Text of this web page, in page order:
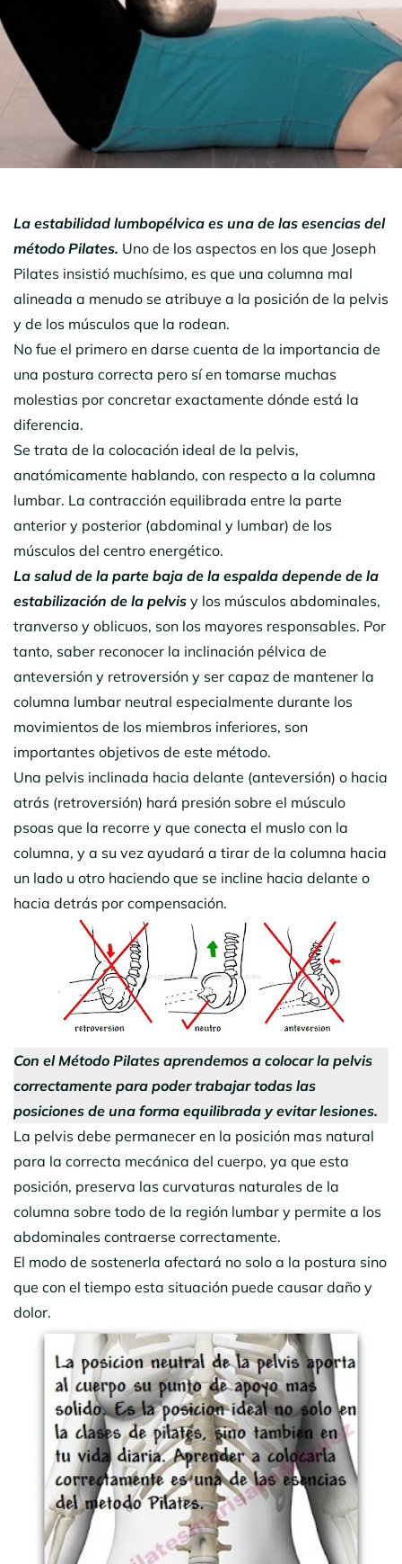
La estabilidad lumbopélvica es una de las esencias del
método Pilates. Uno de los aspectos en los que Joseph
Pilates insistió muchísimo, es que una columna mal
alineada a menudo se atribuye a la posición de la pelvis
y de los músculos que la rodean.
No fue el primero en darse cuenta de la importancia de
una postura correcta pero sí en tomarse muchas
molestias por concretar exactamente dónde está la
diferencia.
Se trata de la colocación ideal de la pelvis,
anatómicamente hablando, con respecto a la columna
lumbar. La contracción equilibrada entre la parte
anterior y posterior (abdominal y lumbar) de los
músculos del centro energético.
La salud de la parte baja de la espalda depende de la
estabilización de la pelvis y los músculos abdominales,
tranverso y oblicuos, son los mayores responsables. Por
tanto, saber reconocer la inclinación pélvica de
anteversión y retroversión y ser capaz de mantener la
columna lumbar neutral especialmente durante los
movimientos de los miembros inferiores, son
importantes objetivos de este método.
Una pelvis inclinada hacia delante (anteversión) o hacia
atrás (retroversión) hará presión sobre el músculo
psoas que la recorre y que conecta el muslo con la
columna, y a su vez ayudará a tirar de la columna hacia
un lado u otro haciendo que se incline hacia delante o
hacia detrás por compensación.
Con el Método Pilates aprendemos a colocar la pelvis
correctamente para poder trabajar todas las
posiciones de una forma equilibrada y evitar lesiones.
La pelvis debe permanecer en la posición mas natural
para la correcta mecánica del cuerpo, ya que esta
posición, preserva las curvaturas naturales de la
columna sobre todo de la región lumbar y permite a los
abdominales contraerse correctamente.
El modo de sostenerla afectará no solo a la postura sino
que con el tiempo esta situación puede causar daño y
dolor.